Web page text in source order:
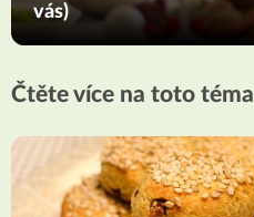
vás)
Čtěte více na toto téma